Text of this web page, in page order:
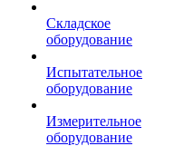
Складское
оборудование
Испытательное
оборудование
Измерительное
оборудование